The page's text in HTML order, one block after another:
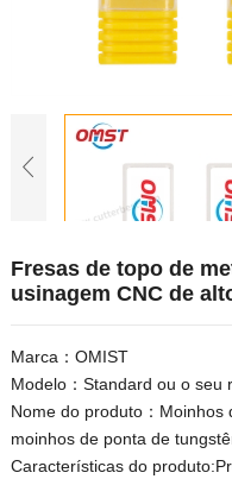
Fresas de topo de
usinagem CNC de
Marca：OMIST
Modelo：Standard ou o seu
Nome do produto：Moinhos
moinhos de ponta de
Características do